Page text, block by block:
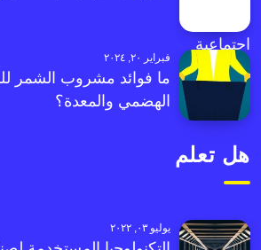
فبراير ٢٠, ٢٠٢٤
ما فوائد مشروب الشمر
الهضمي والمعدة؟
هل تعلم
يوليو ٠٣, ٢٠٢٢